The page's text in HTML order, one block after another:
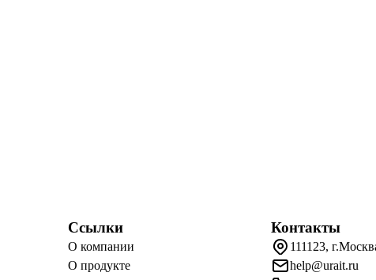
Ссылки
О компании
О продукте
Контакты
111123,
help@urait.ru